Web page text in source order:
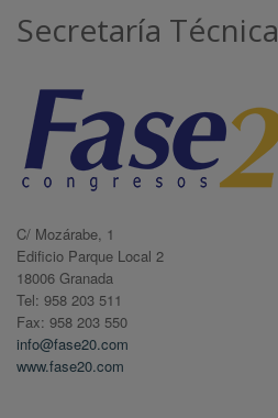
Secretaría Técnica
C/ Mozárabe, 1
Edificio Parque Local 2
18006 Granada
Tel: 958 203 511
Fax: 958 203 550
info@fase20.com
www.fase20.com